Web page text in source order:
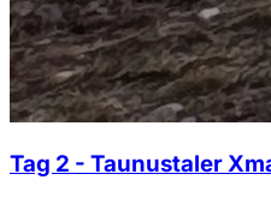
Tag 2 - Taunustaler